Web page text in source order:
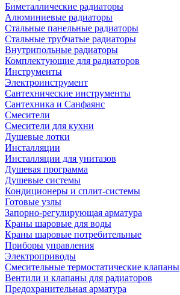
Биметаллические радиаторы
Алюминиевые радиаторы
Стальные панельные радиаторы
Стальные трубчатые радиаторы
Внутрипольные радиаторы
Комплектующие для радиаторов
Инструменты
Электроинструмент
Сантехнические инструменты
Сантехника и Санфаянс
Смесители
Смесители для кухни
Душевые лотки
Инсталляции
Инсталляции для унитазов
Душевая программа
Душевые системы
Кондиционеры и сплит-системы
Готовые узлы
Запорно-регулирующая арматура
Краны шаровые для воды
Краны шаровые потребительные
Приборы управления
Электроприводы
Смесительные термостатические клапаны
Вентили и клапаны для радиаторов
Предохранительная арматура